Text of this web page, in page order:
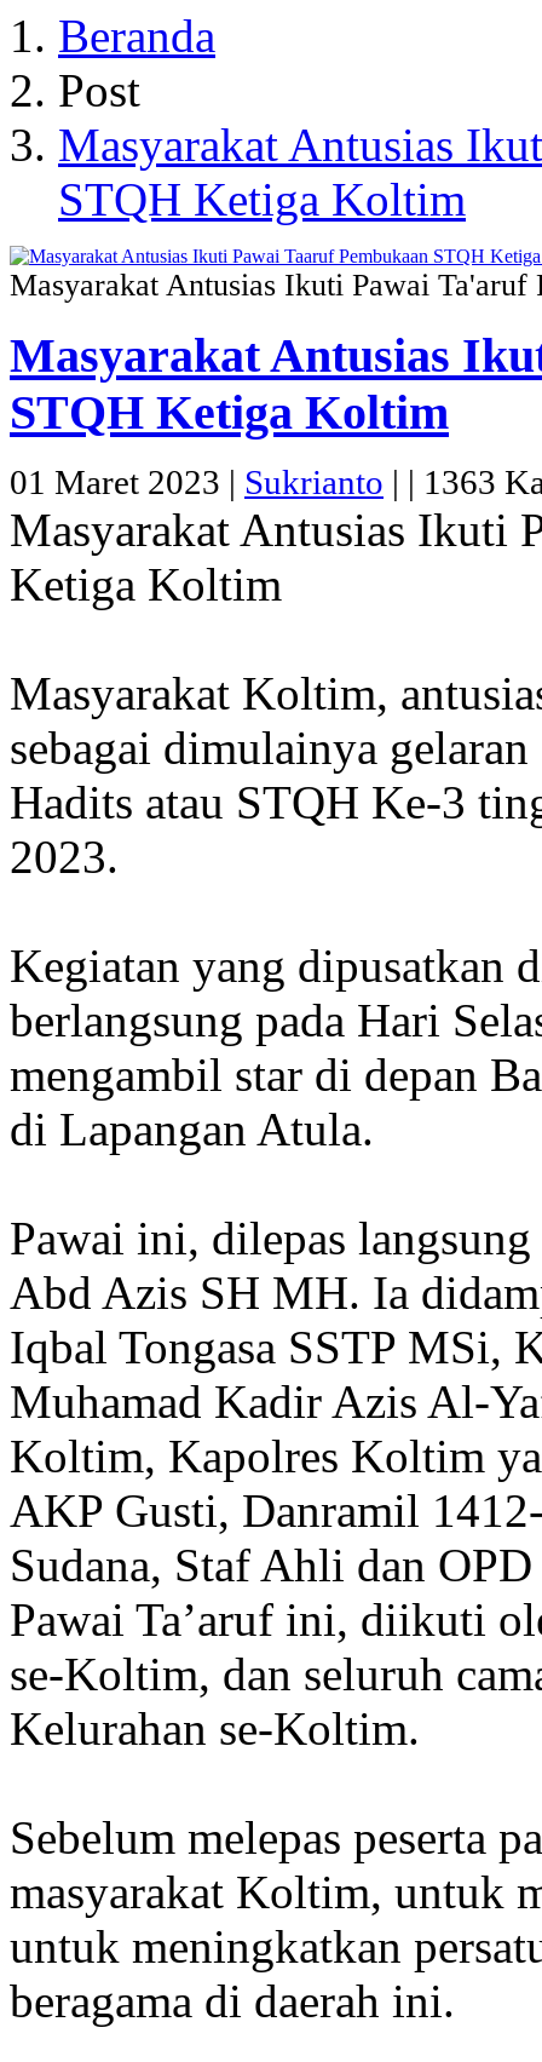
Beranda
Post
Masyarakat Antusias
STQH Ketiga Koltim
Masyarakat Antusias Ikuti Pawai
Masyarakat Antusias
STQH Ketiga Koltim
01 Maret 2023 | Sukrianto | | 1363
Masyarakat Antusias Ikuti
Ketiga Koltim
Masyarakat Koltim,
sebagai dimulainya
Hadits atau STQH Ke-3
2023.
Kegiatan yang dipusatkan
berlangsung pada Hari
mengambil star di depan
di Lapangan Atula.
Pawai ini, dilepas
Abd Azis SH MH. Ia
Iqbal Tongasa SSTP MSi,
Muhamad Kadir Azis Al-
Koltim, Kapolres Koltim
AKP Gusti, Danramil
Sudana, Staf Ahli dan
Pawai Ta’aruf ini, diikuti
se-Koltim, dan seluruh
Kelurahan se-Koltim.
Sebelum melepas peserta
masyarakat Koltim, untuk
untuk meningkatkan
beragama di daerah ini.